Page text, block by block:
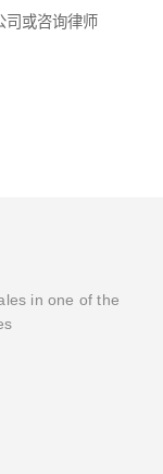
司或咨询律师
in one of the